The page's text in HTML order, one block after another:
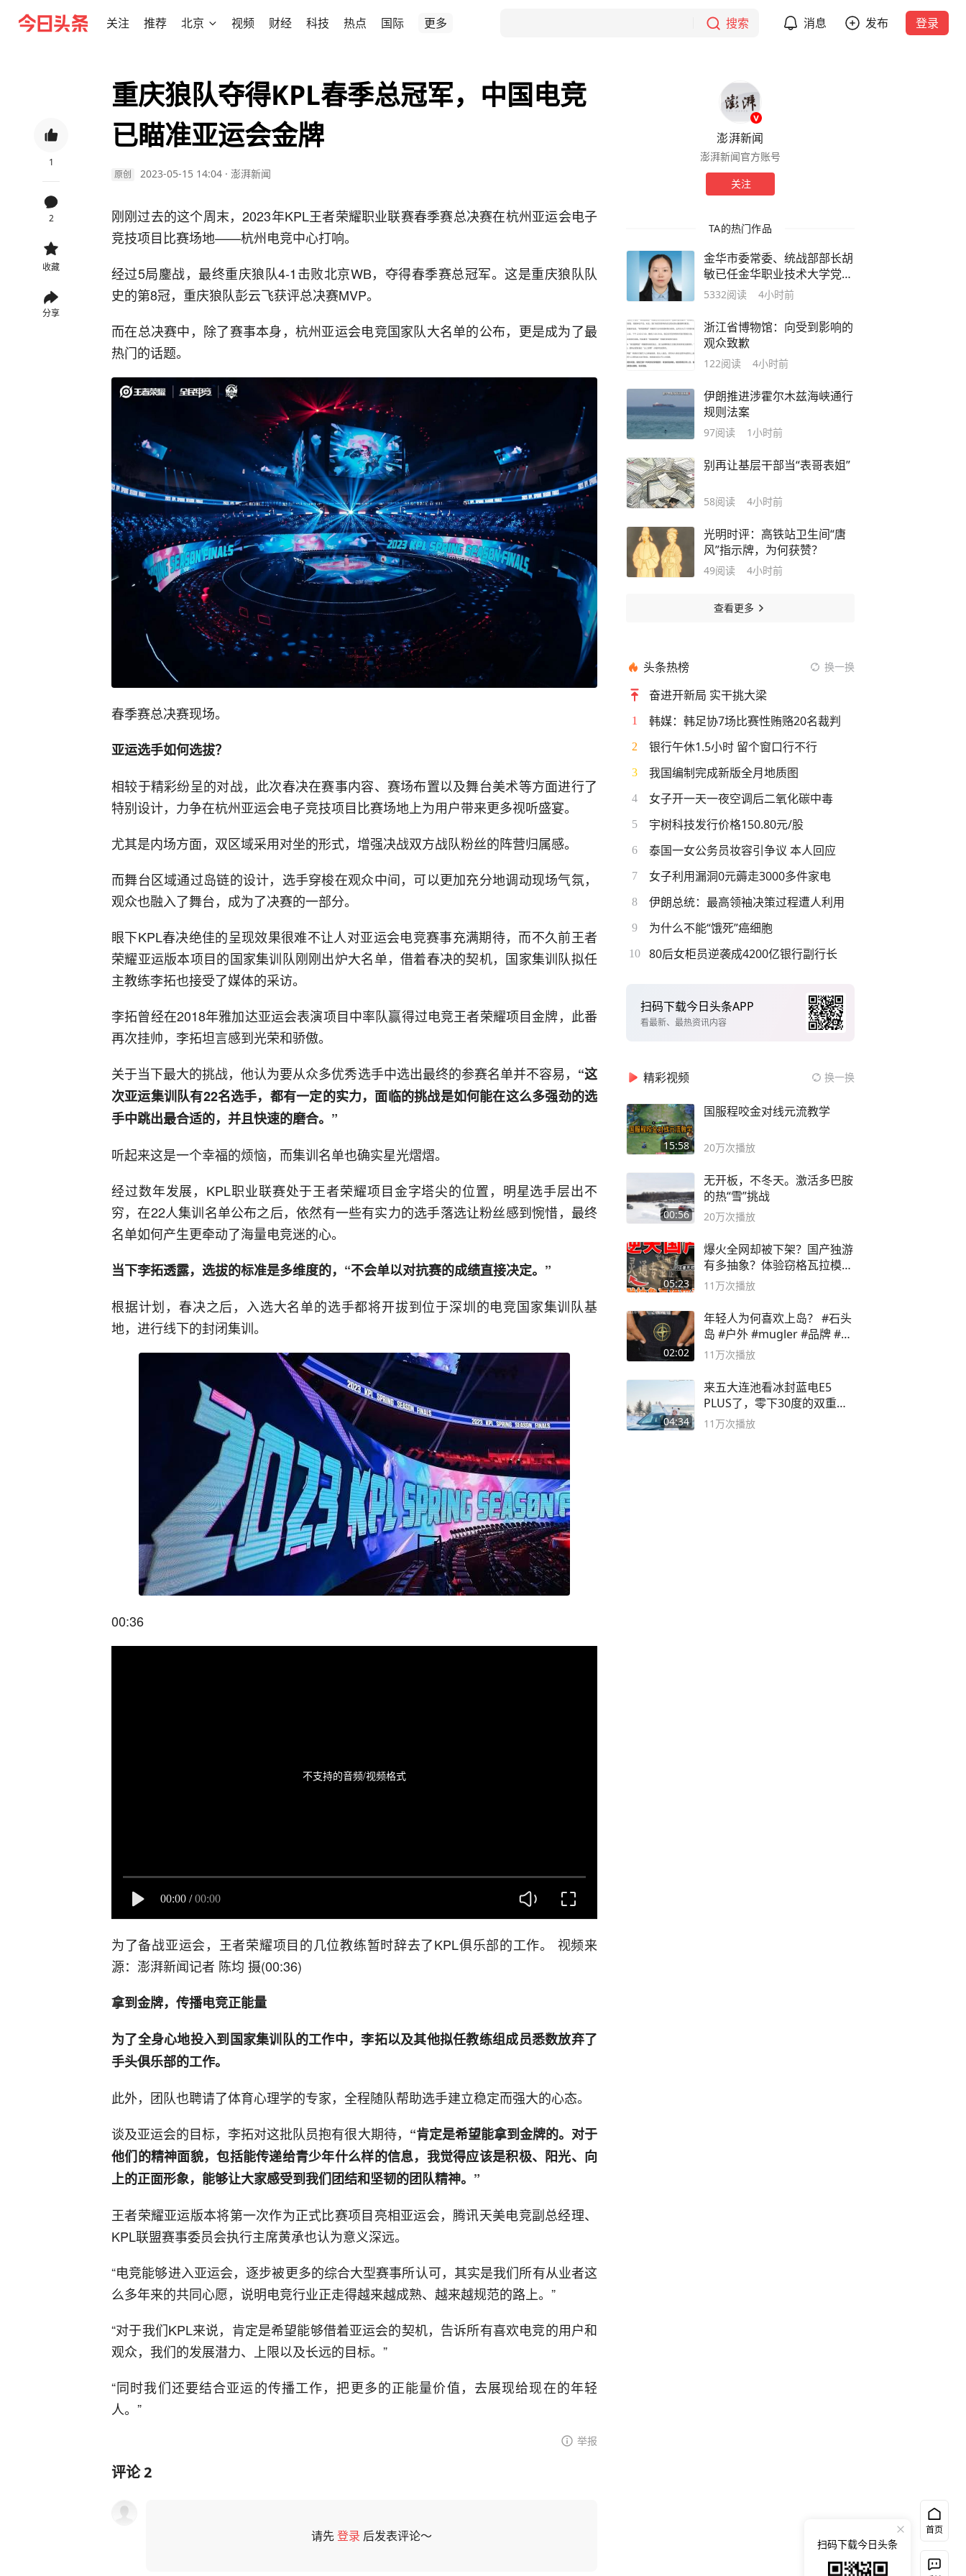
关注 推荐 北京 视频 财经 科技 热点 国际 更多 搜索 消息 发布 登录
1
2
收藏
分享
重庆狼队夺得KPL春季总冠军，中国电竞
已瞄准亚运会金牌
原创 2023-05-15 14:04 · 澎湃新闻
刚刚过去的这个周末，2023年KPL王者荣耀职业联赛春季赛总决赛在杭州亚运会电子
竞技项目比赛场地——杭州电竞中心打响。
经过5局鏖战，最终重庆狼队4-1击败北京WB，夺得春季赛总冠军。这是重庆狼队队
史的第8冠，重庆狼队彭云飞获评总决赛MVP。
而在总决赛中，除了赛事本身，杭州亚运会电竞国家队大名单的公布，更是成为了最
热门的话题。
春季赛总决赛现场。
亚运选手如何选拔？
相较于精彩纷呈的对战，此次春决在赛事内容、赛场布置以及舞台美术等方面进行了
特别设计，力争在杭州亚运会电子竞技项目比赛场地上为用户带来更多视听盛宴。
尤其是内场方面，双区域采用对坐的形式，增强决战双方战队粉丝的阵营归属感。
而舞台区域通过岛链的设计，选手穿梭在观众中间，可以更加充分地调动现场气氛，
观众也融入了舞台，成为了决赛的一部分。
眼下KPL春决绝佳的呈现效果很难不让人对亚运会电竞赛事充满期待，而不久前王者
荣耀亚运版本项目的国家集训队刚刚出炉大名单，借着春决的契机，国家集训队拟任
主教练李拓也接受了媒体的采访。
李拓曾经在2018年雅加达亚运会表演项目中率队赢得过电竞王者荣耀项目金牌，此番
再次挂帅，李拓坦言感到光荣和骄傲。
关于当下最大的挑战，他认为要从众多优秀选手中选出最终的参赛名单并不容易， “这
次亚运集训队有22名选手，都有一定的实力，面临的挑战是如何能在这么多强劲的选
手中跳出最合适的，并且快速的磨合。”
听起来这是一个幸福的烦恼，而集训名单也确实星光熠熠。
经过数年发展，KPL职业联赛处于王者荣耀项目金字塔尖的位置，明星选手层出不
穷，在22人集训名单公布之后，依然有一些有实力的选手落选让粉丝感到惋惜，最终
名单如何产生更牵动了海量电竞迷的心。
当下李拓透露，选拔的标准是多维度的，“不会单以对抗赛的成绩直接决定。”
根据计划，春决之后，入选大名单的选手都将开拔到位于深圳的电竞国家集训队基
地，进行线下的封闭集训。
00:36
不支持的音频/视频格式
00:00 / 00:00
为了备战亚运会，王者荣耀项目的几位教练暂时辞去了KPL俱乐部的工作。 视频来
源：澎湃新闻记者 陈均 摄(00:36)
拿到金牌，传播电竞正能量
为了全身心地投入到国家集训队的工作中，李拓以及其他拟任教练组成员悉数放弃了
手头俱乐部的工作。
此外，团队也聘请了体育心理学的专家，全程随队帮助选手建立稳定而强大的心态。
谈及亚运会的目标，李拓对这批队员抱有很大期待， “肯定是希望能拿到金牌的。对于
他们的精神面貌，包括能传递给青少年什么样的信息，我觉得应该是积极、阳光、向
上的正面形象，能够让大家感受到我们团结和坚韧的团队精神。”
王者荣耀亚运版本将第一次作为正式比赛项目亮相亚运会，腾讯天美电竞副总经理、
KPL联盟赛事委员会执行主席黄承也认为意义深远。
“电竞能够进入亚运会，逐步被更多的综合大型赛事所认可，其实是我们所有从业者这
么多年来的共同心愿，说明电竞行业正走得越来越成熟、越来越规范的路上。”
“对于我们KPL来说，肯定是希望能够借着亚运会的契机，告诉所有喜欢电竞的用户和
观众，我们的发展潜力、上限以及长远的目标。”
“同时我们还要结合亚运的传播工作，把更多的正能量价值，去展现给现在的年轻
人。”
举报
评论2
请先登录 后发表评论～
澎湃新闻
澎湃新闻官方账号
关注
TA的热门作品
金华市委常委、统战部部长胡
敏已任金华职业技术大学党委
书记
5332阅读 4小时前
浙江省博物馆：向受到影响的
观众致歉
122阅读 4小时前
伊朗推进涉霍尔木兹海峡通行
规则法案
97阅读 1小时前
别再让基层干部当“表哥表姐”
58阅读 4小时前
光明时评：高铁站卫生间“唐
风”指示牌，为何获赞？
49阅读 4小时前
查看更多
头条热榜 换一换
奋进开新局 实干挑大梁
1 韩媒：韩足协7场比赛性贿赂20名裁判
2 银行午休1.5小时 留个窗口行不行
3 我国编制完成新版全月地质图
4 女子开一天一夜空调后二氧化碳中毒
5 宇树科技发行价格150.80元/股
6 泰国一女公务员妆容引争议 本人回应
7 女子利用漏洞0元薅走3000多件家电
8 伊朗总统：最高领袖决策过程遭人利用
9 为什么不能“饿死”癌细胞
10 80后女柜员逆袭成4200亿银行副行长
扫码下载今日头条APP
看最新、最热资讯内容
精彩视频 换一换
15:58
国服程咬金对线元流教学
20万次播放
00:56
无开板，不冬天。激活多巴胺
的热“雪”挑战
20万次播放
05:23
爆火全网却被下架？国产独游
有多抽象？体验窃格瓦拉模拟
器！
11万次播放
02:02
年轻人为何喜欢上岛？ #石头
岛 #户外 #mugler #品牌 #足
球流氓
11万次播放
04:34
来五大连池看冰封蓝电E5
PLUS了，零下30度的双重冰
封40小时全录
11万次播放
首页
扫码下载今日头条